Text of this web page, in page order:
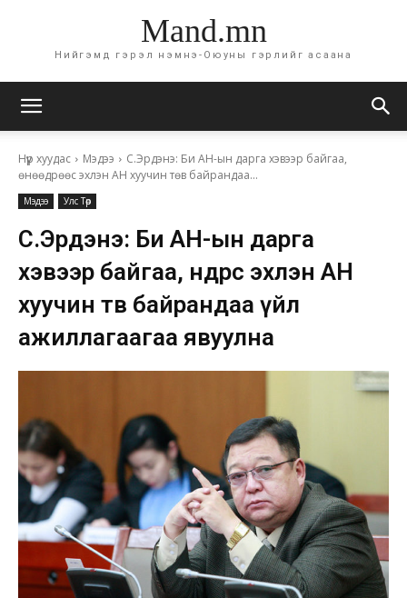
Mand.mn
Нийгэмд гэрэл нэмнэ-Оюуны гэрлийг асаана
Нүүр хуудас Мэдээ
С.Эрдэнэ: Би АН-ын дарга хэвээр байгаа,
өнөөдрөөс эхлэн АН хуучин төв байрандаа...
Мэдээ Улс Төр
С.Эрдэнэ: Би АН-ын дарга
хэвээр байгаа, өнөөдрөөс эхлэн АН
хуучин төв байрандаа үйл
ажиллагаагаа явуулна